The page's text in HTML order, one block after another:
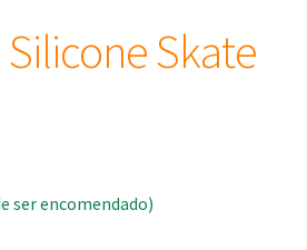
Skate
ser encomendado)